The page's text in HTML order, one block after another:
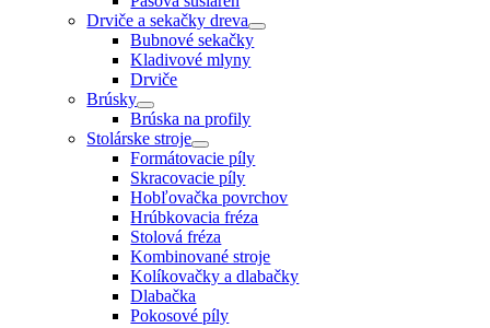
Drviče a sekačky dreva
Bubnové sekačky
Kladivové mlyny
Drviče
Brúsky
Brúska na profily
Stolárske stroje
Formátovacie píly
Skracovacie píly
Hobľovačka povrchov
Hrúbkovacia fréza
Stolová fréza
Kombinované stroje
Kolíkovačky a dlabačky
Dlabačka
Pokosové píly